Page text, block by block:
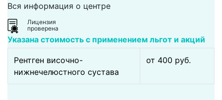
Вся информация о центре
Лицензия
проверена
Указана стоимость с применением льгот и акций
Рентген височно-
нижнечелюстного сустава
от 400 pуб.